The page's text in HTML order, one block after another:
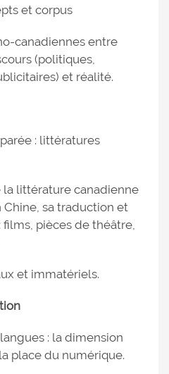
et corpus
canadiennes entre
(politiques,
et réalité.
: littératures
la littérature canadienne
sa traduction et
pièces de théâtre,
et immatériels.
: la dimension
place du numérique.